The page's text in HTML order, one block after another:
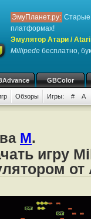
ЭмуПланет.ру: Старые
платформах!
Эмулятор Атари /
Millipede бесплатно,
GBColor
Обзоры Игры: # A
M.
игру
от